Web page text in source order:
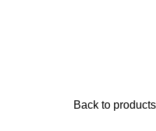
Back to products